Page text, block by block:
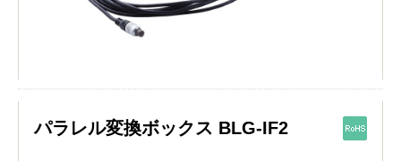
パラレル変換ボックス BLG-IF2